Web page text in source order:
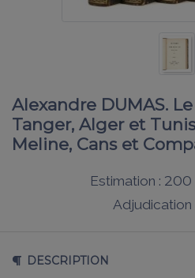
Alexandre DUMAS.
Tanger, Alger et
Meline, Cans et
Estimation : 200
Adjudication
DESCRIPTION